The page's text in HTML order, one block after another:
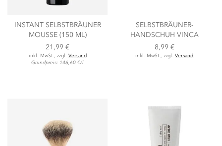
INSTANT SELBSTBRÄUNER
MOUSSE (150 ML)
21,99 €
inkl. MwSt., zzgl. Versand
Grundpreis: 146,60 €/l
SELBSTBRÄUNER-
HANDSCHUH VINCA
8,99 €
inkl. MwSt., zzgl.Versand